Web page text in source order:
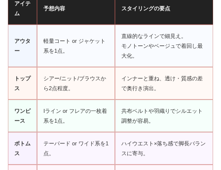
アイテ
ム
予想内容 スタイリングの要点
アウタ
ー
軽量コート or ジャケット
系を1点。
直線的なラインで細見え。
モノトーンやベージュで着回し最
大化。
トップ
ス
シアー/ニット/ブラウスか
ら2点程度。
インナーと重ね、透け・質感の差
で奥行き演出。
ワンピ
ース
Iライン or フレアの一枚着
系を1点。
共布ベルトや羽織りでシルエット
調整が容易。
ボトム
ス
テーパード or ワイド系を1
点。
ハイウエスト×落ち感で脚長バラン
スに寄与。